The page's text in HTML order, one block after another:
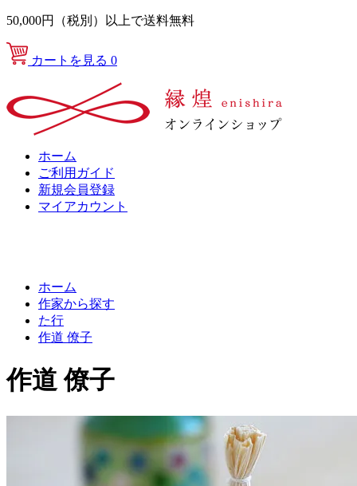
50,000円（税別）以上で送料無料
カートを見る 0
ホーム
ご利用ガイド
新規会員登録
マイアカウント
ホーム
作家から探す
た行
作道 僚子
作道 僚子